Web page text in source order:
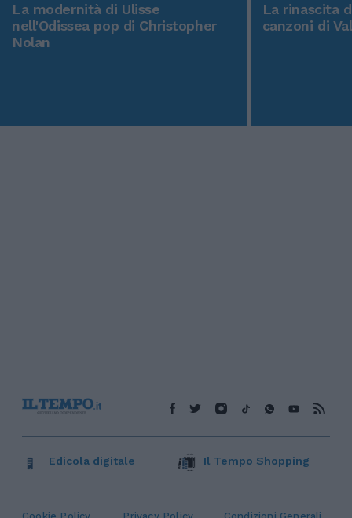
La modernità di Ulisse
nell'Odissea pop di Christopher
Nolan
La rinascita
canzoni di
Cookie Policy Privacy Policy Condizioni Generali
Edicola digitale Il Tempo Shopping